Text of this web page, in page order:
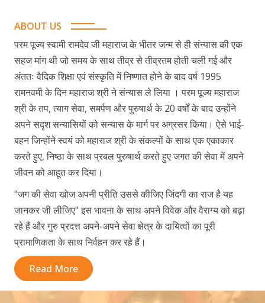
ABOUT US
परम पूज्य स्वामी रामदेव जी महाराज के भीतर जन्म से ही संन्यास की एक
सहज मांग थी जो समय के साथ तीव्र से तीव्रतम होती चली गई और
अंततः वैदिक शिक्षा एवं संस्कृति में निष्णात होने के बाद वर्ष 1995
रामनवमी के दिन महाराज श्री ने संन्यास ले लिया । परम पूज्य महाराज
श्री के तप, त्याग सेवा, समर्पण और पुरुषार्थ के 20 वर्षों के बाद उन्होंने
अपने सदृश सन्यासियों को सन्यास के मार्ग पर अग्रसर किया। ऐसे भाई-
बहन जिन्होंने स्वयं को महाराज श्री के संकल्पों के साथ एक एकाकार
करते हुए, निष्ठा के साथ प्रबल पुरुषार्थ करते हुए जगत की सेवा में अपने
जीवन को आहूत कर दिया।
"जग की सेवा खोज अपनी प्रीति उससे कीजिए जिंदगी का राज है यह
जानकर जी लीजिए" इस भावना के साथ अपने विवेक और वैराग्य को बढ़ा
रहे हैं और गुरु प्रदत्त अपने-अपने सेवा क्षेत्र के दायित्वों का पूरी
प्रामाणिकता के साथ निर्वहन कर रहे हैं।
Read More